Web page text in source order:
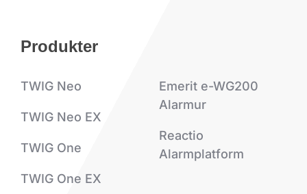
Produkter
TWIG Neo
TWIG Neo EX
TWIG One
TWIG One EX
Emerit e-WG200
Alarmur
Reactio
Alarmplatform